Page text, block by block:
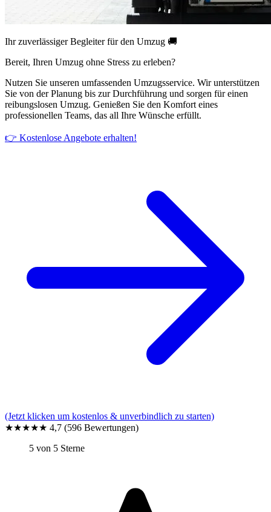
Ihr zuverlässiger Begleiter für den Umzug 🚚
Bereit, Ihren Umzug ohne Stress zu erleben?
Nutzen Sie unseren umfassenden Umzugsservice. Wir unterstützen
Sie von der Planung bis zur Durchführung und sorgen für einen
reibungslosen Umzug. Genießen Sie den Komfort eines
professionellen Teams, das all Ihre Wünsche erfüllt.
👉 Kostenlose Angebote erhalten!
(Jetzt klicken um kostenlos & unverbindlich zu starten)
★★★★★ 4,7 (596 Bewertungen)
5 von 5 Sterne